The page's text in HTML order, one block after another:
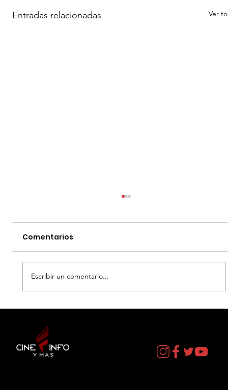
Entradas relacionadas Ver
CURIOSOS por LIZ GIL
Comentarios
Escribir un comentario...